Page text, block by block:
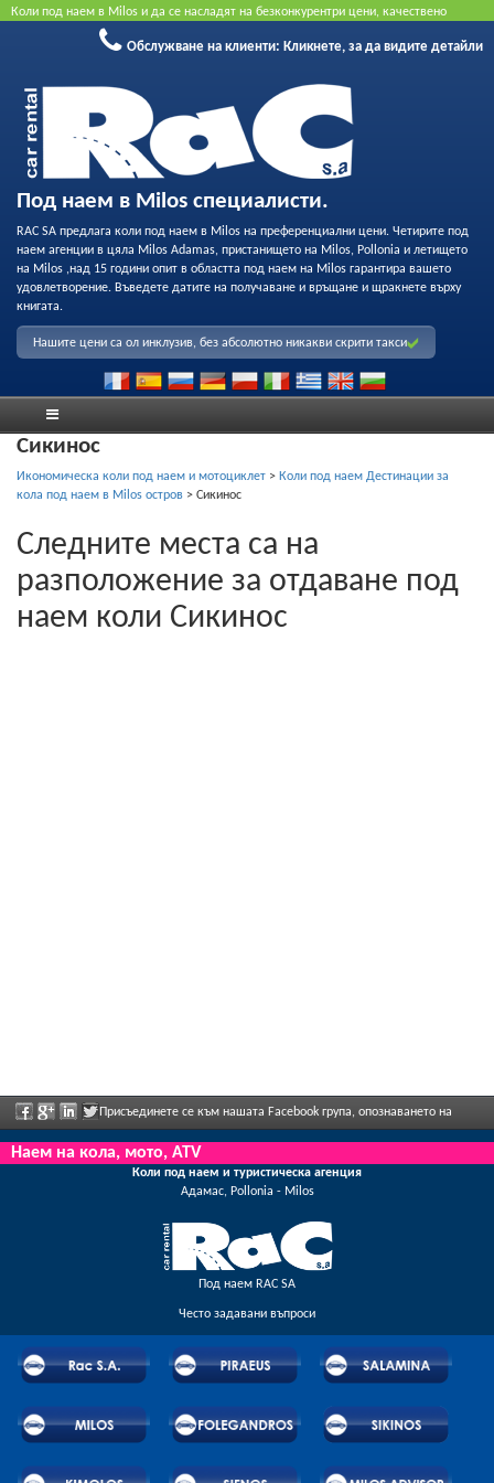
Коли под наем в Milos и да се насладят на безконкурентри цени, качествено
обслужване и възможност за професионален запис на нашия флот. Резервирайте
онлайн, за да получите най-добрата цена. Не се изисква кредитна карта.
Обслужване на клиенти: Кликнете, за да видите детайли
Под наем в Milos специалисти.
RAC SA предлага коли под наем в Milos на преференциални цени. Четирите под
наем агенции в цяла Milos Adamas, пристанището на Milos, Pollonia и летището
на Milos ,над 15 години опит в областта под наем на Milos гарантира вашето
удовлетворение. Въведете датите на получаване и връщане и щракнете върху
книгата.
Нашите цени са ол инклузив, без абсолютно никакви скрити такси
Сикинос
Икономическа коли под наем и мотоциклет > Коли под наем Дестинации за
кола под наем в Milos остров > Сикинос
Следните места са на
разположение за отдаване под
наем коли Сикинос
Присъединете се към нашата Facebook група, опознаването на
персонала, моля, изпратете ни обратна информация и да се насладите редовно
рекламираните отстъпки и предложения.
Наем на кола, мото, ATV
Коли под наем и туристическа агенция
Адамас, Pollonia - Milos
Под наем RAC SA
Често задавани въпроси